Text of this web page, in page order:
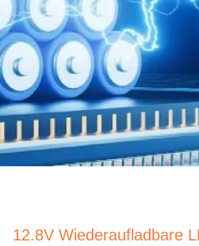
12.8V Wiederaufladbare